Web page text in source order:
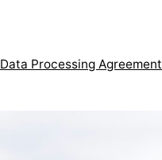
Data Processing Agreement